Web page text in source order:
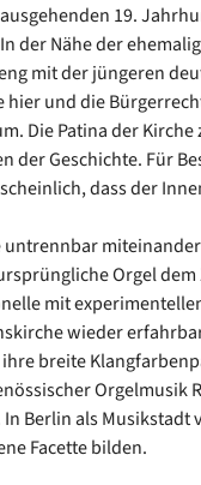
19.
der Nähe der
mit der jüngeren
und die
Die Patina der Kirche
der Geschichte. Für
dass der
Orgel
mit
wieder
breite
Orgelmusik
Berlin als Musikstadt
Facette bilden.